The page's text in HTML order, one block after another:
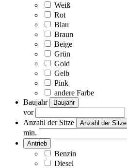
Weiß
Rot
Blau
Braun
Beige
Grün
Gold
Gelb
Pink
andere Farbe
Baujahr
Baujahr
vor
Anzahl der Sitze
Anzahl der Sitze
min.
Antrieb
Benzin
Diesel